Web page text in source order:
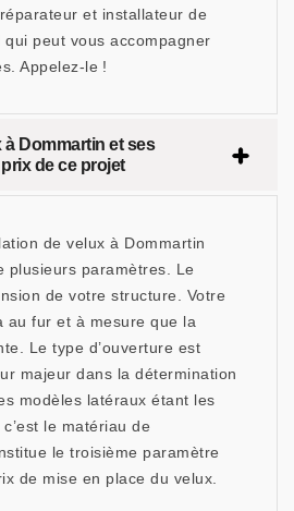
et installateur de
peut vous accompagner
Appelez-le !
à Dommartin et ses
de ce projet
de velux à Dommartin
plusieurs paramètres. Le
de votre structure. Votre
au fur et à mesure que la
Le type d’ouverture est
majeur dans la détermination
modèles latéraux étant les
le matériau de
le troisième paramètre
de mise en place du velux.